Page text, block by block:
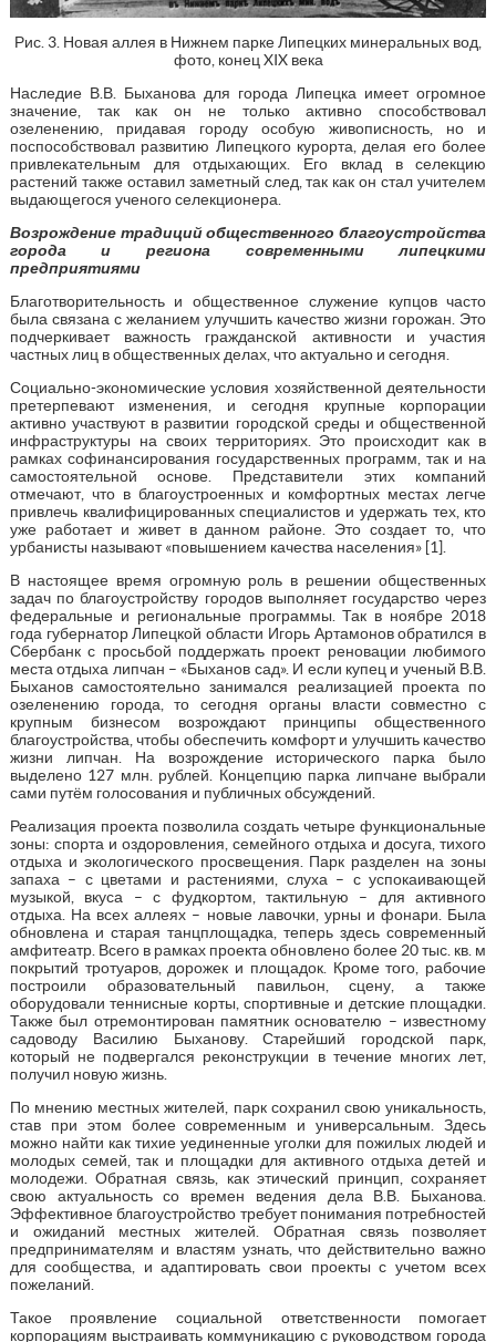
Рис. 3. Новая аллея в Нижнем парке Липецких минеральных вод,
фото, конец XIX века
Наследие В.В. Быханова для города Липецка имеет огромное
значение, так как он не только активно способствовал
озеленению, придавая городу особую живописность, но и
поспособствовал развитию Липецкого курорта, делая его более
привлекательным для отдыхающих. Его вклад в селекцию
растений также оставил заметный след, так как он стал учителем
выдающегося ученого селекционера.
Возрождение традиций общественного благоустройства
города и региона современными липецкими
предприятиями
Благотворительность и общественное служение купцов часто
была связана с желанием улучшить качество жизни горожан. Это
подчеркивает важность гражданской активности и участия
частных лиц в общественных делах, что актуально и сегодня.
Социально-экономические условия хозяйственной деятельности
претерпевают изменения, и сегодня крупные корпорации
активно участвуют в развитии городской среды и общественной
инфраструктуры на своих территориях. Это происходит как в
рамках софинансирования государственных программ, так и на
самостоятельной основе. Представители этих компаний
отмечают, что в благоустроенных и комфортных местах легче
привлечь квалифицированных специалистов и удержать тех, кто
уже работает и живет в данном районе. Это создает то, что
урбанисты называют «повышением качества населения» [1].
В настоящее время огромную роль в решении общественных
задач по благоустройству городов выполняет государство через
федеральные и региональные программы. Так в ноябре 2018
года губернатор Липецкой области Игорь Артамонов обратился в
Сбербанк с просьбой поддержать проект реновации любимого
места отдыха липчан – «Быханов сад». И если купец и ученый В.В.
Быханов самостоятельно занимался реализацией проекта по
озеленению города, то сегодня органы власти совместно с
крупным бизнесом возрождают принципы общественного
благоустройства, чтобы обеспечить комфорт и улучшить качество
жизни липчан. На возрождение исторического парка было
выделено 127 млн. рублей. Концепцию парка липчане выбрали
сами путём голосования и публичных обсуждений.
Реализация проекта позволила создать четыре функциональные
зоны: спорта и оздоровления, семейного отдыха и досуга, тихого
отдыха и экологического просвещения. Парк разделен на зоны
запаха – с цветами и растениями, слуха – с успокаивающей
музыкой, вкуса – с фудкортом, тактильную – для активного
отдыха. На всех аллеях – новые лавочки, урны и фонари. Была
обновлена и старая танцплощадка, теперь здесь современный
амфитеатр. Всего в рамках проекта обновлено более 20 тыс. кв. м
покрытий тротуаров, дорожек и площадок. Кроме того, рабочие
построили образовательный павильон, сцену, а также
оборудовали теннисные корты, спортивные и детские площадки.
Также был отремонтирован памятник основателю – известному
садоводу Василию Быханову. Старейший городской парк,
который не подвергался реконструкции в течение многих лет,
получил новую жизнь.
По мнению местных жителей, парк сохранил свою уникальность,
став при этом более современным и универсальным. Здесь
можно найти как тихие уединенные уголки для пожилых людей и
молодых семей, так и площадки для активного отдыха детей и
молодежи. Обратная связь, как этический принцип, сохраняет
свою актуальность со времен ведения дела В.В. Быханова.
Эффективное благоустройство требует понимания потребностей
и ожиданий местных жителей. Обратная связь позволяет
предпринимателям и властям узнать, что действительно важно
для сообщества, и адаптировать свои проекты с учетом всех
пожеланий.
Такое проявление социальной ответственности помогает
корпорациям выстраивать коммуникацию с руководством города